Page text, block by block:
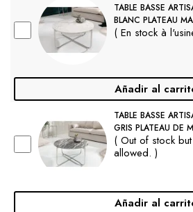
TABLE BASSE
BLANC PLATEAU
( En stock à
Añadir al
TABLE BASSE
GRIS PLATEAU DE
( Out of stock
allowed. )
Añadir al